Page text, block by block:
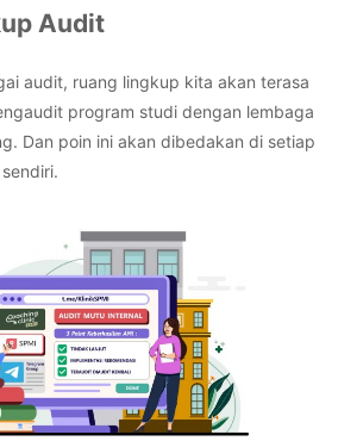
Audit
audit, ruang lingkup kita akan terasa
program studi dengan lembaga
Dan poin ini akan dibedakan di setiap